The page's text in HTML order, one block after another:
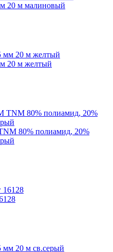
20 м малиновый
20 м желтый
80% полиамид, 20%